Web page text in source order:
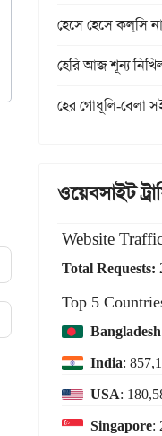
হেসে হেসে কল্‌সি
হেরি আজ শূন্য
হের গোধূলি-বেলা
ওয়েবসাইট
Website
Total Requests:
Top 5
Bangladesh
India:
USA:
Singapore: